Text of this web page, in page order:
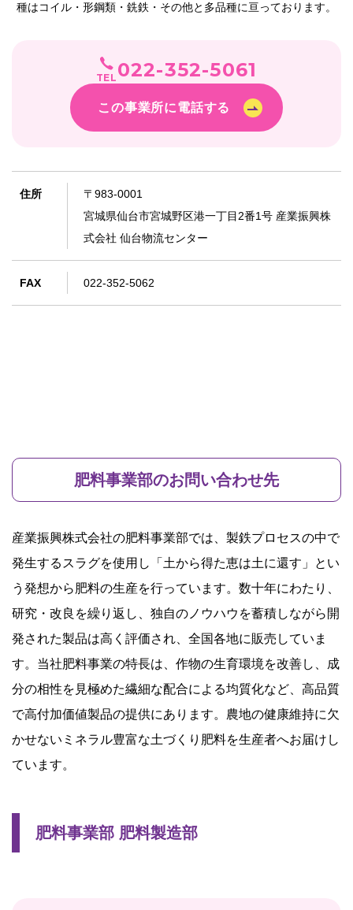
種はコイル・形鋼類・銑鉄・その他と多品種に亘っております。
TEL 022-352-5061
この事業所に電話する
住所
〒983-0001
宮城県仙台市宮城野区港一丁目2番1号 産業振興株
式会社 仙台物流センター
FAX 022-352-5062
肥料事業部のお問い合わせ先
産業振興株式会社の肥料事業部では、製鉄プロセスの中で
発生するスラグを使用し「土から得た恵は土に還す」とい
う発想から肥料の生産を行っています。数十年にわたり、
研究・改良を繰り返し、独自のノウハウを蓄積しながら開
発された製品は高く評価され、全国各地に販売していま
す。当社肥料事業の特長は、作物の生育環境を改善し、成
分の相性を見極めた繊細な配合による均質化など、高品質
で高付加価値製品の提供にあります。農地の健康維持に欠
かせないミネラル豊富な土づくり肥料を生産者へお届けし
ています。
肥料事業部 肥料製造部